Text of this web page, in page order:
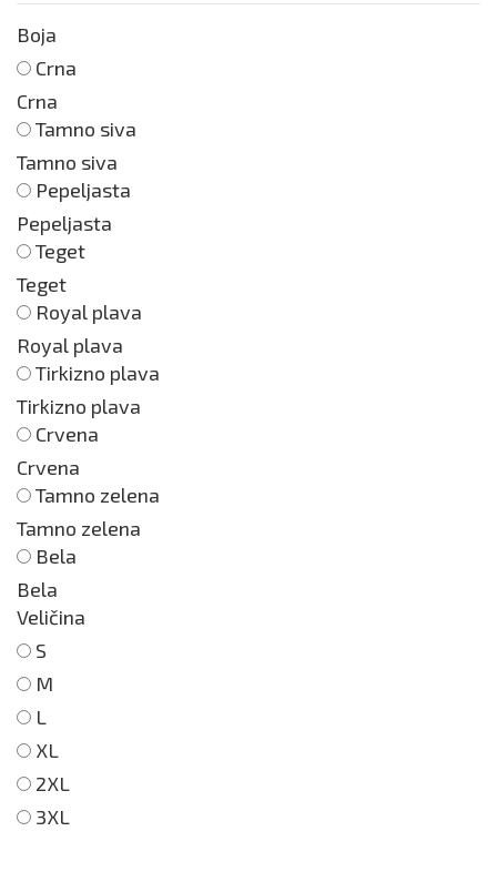
Boja
Crna
Crna
Tamno siva
Tamno siva
Pepeljasta
Pepeljasta
Teget
Teget
Royal plava
Royal plava
Tirkizno plava
Tirkizno plava
Crvena
Crvena
Tamno zelena
Tamno zelena
Bela
Bela
Veličina
S
M
L
XL
2XL
3XL